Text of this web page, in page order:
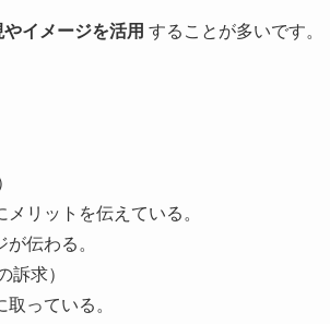
イメージを活用 することが多いです。
リットを伝えている。
伝わる。
訴求）
っている。